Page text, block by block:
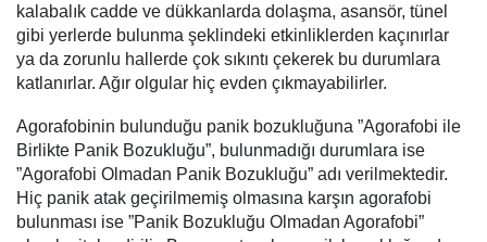
kalabalık cadde ve dükkanlarda dolaşma, asansör, tünel
gibi yerlerde bulunma şeklindeki etkinliklerden kaçınırlar
ya da zorunlu hallerde çok sıkıntı çekerek bu durumlara
katlanırlar. Ağır olgular hiç evden çıkmayabilirler.
Agorafobinin bulunduğu panik bozukluğuna ”Agorafobi ile
Birlikte Panik Bozukluğu”, bulunmadığı durumlara ise
”Agorafobi Olmadan Panik Bozukluğu” adı verilmektedir.
Hiç panik atak geçirilmemiş olmasına karşın agorafobi
bulunması ise ”Panik Bozukluğu Olmadan Agorafobi”